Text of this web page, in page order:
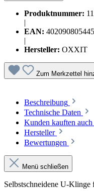
Produktnummer:
|
EAN:
|
Hersteller: OXXIT
Zum Merkzettel
Beschreibung
Technische Daten
Kunden kauften auch
Hersteller
Bewertungen
Menü schließen
Selbstschneidene U-Klinge